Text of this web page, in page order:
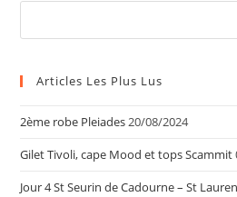
Articles Les Plus Lus
2ème robe Pleiades20/08/2024
Gilet Tivoli, cape Mood et tops Scammit
Jour 4 St Seurin de Cadourne – St